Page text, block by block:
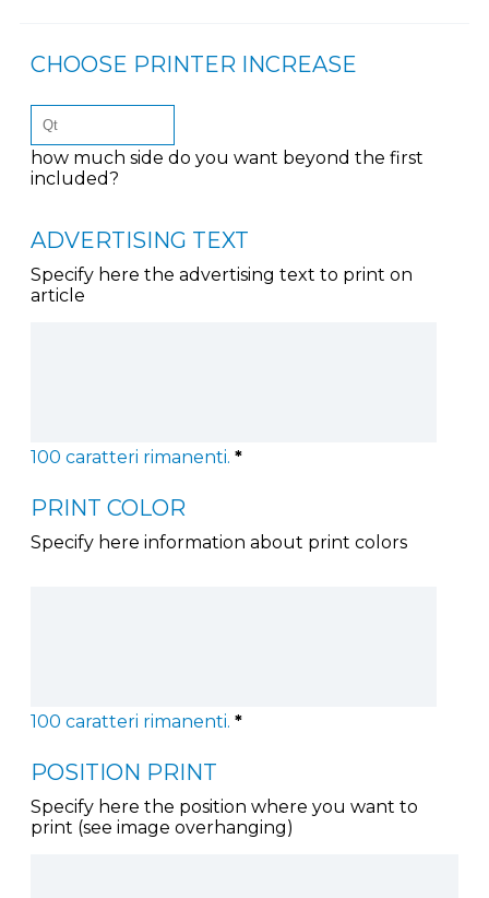
CHOOSE PRINTER INCREASE
how much side do you want beyond the first
included?
ADVERTISING TEXT
Specify here the advertising text to print on
article
100 caratteri rimanenti. *
PRINT COLOR
Specify here information about print colors
100 caratteri rimanenti. *
POSITION PRINT
Specify here the position where you want to
print (see image overhanging)